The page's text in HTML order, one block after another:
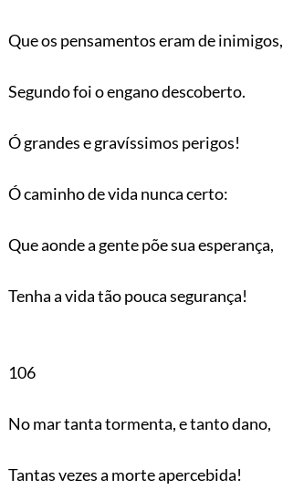
Que os pensamentos eram de inimigos,
Segundo foi o engano descoberto.
Ó grandes e gravíssimos perigos!
Ó caminho de vida nunca certo:
Que aonde a gente põe sua esperança,
Tenha a vida tão pouca segurança!
106
No mar tanta tormenta, e tanto dano,
Tantas vezes a morte apercebida!